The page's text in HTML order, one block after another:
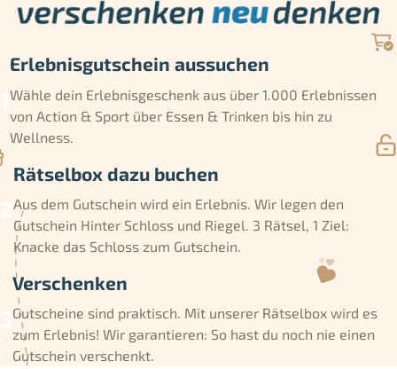
Erlebnisgutschein aussuchen
Wähle dein Erlebnisgeschenk aus über 1.000 Erlebnissen
von Action & Sport über Essen & Trinken bis hin zu
Wellness.
Rätselbox dazu buchen
Aus dem Gutschein wird ein Erlebnis. Wir legen den
Gutschein Hinter Schloss und Riegel. 3 Rätsel, 1 Ziel:
Knacke das Schloss zum Gutschein.
Verschenken
Gutscheine sind praktisch. Mit unserer Rätselbox wird es
zum Erlebnis! Wir garantieren: So hast du noch nie einen
Gutschein verschenkt.